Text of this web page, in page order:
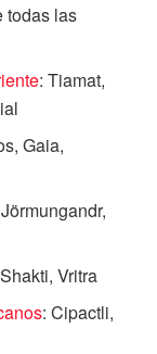
todas las
: Tiamat,
Gaia,
Vritra
: Cipactli,